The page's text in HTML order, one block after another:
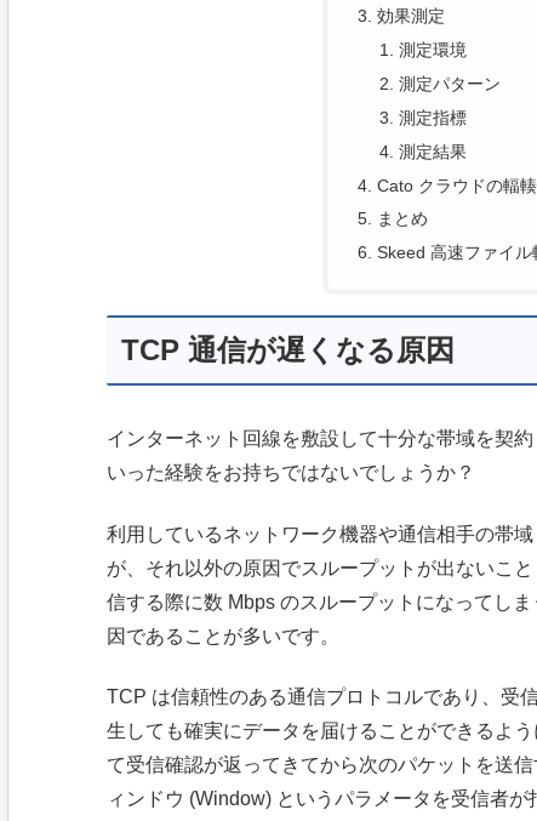
効果測定
測定環境
測定パターン
測定指標
測定結果
Cato クラウドの輻
まとめ
Skeed 高速ファイ
TCP 通信が遅くなる原因
インターネット回線を敷設して十分な帯域を契
いった経験をお持ちではないでしょうか？
利用しているネットワーク機器や通信相手の帯
が、それ以外の原因でスループットが出ないこ
信する際に数 Mbps のスループットになってし
因であることが多いです。
TCP は信頼性のある通信プロトコルであり、受
生しても確実にデータを届けることができるよ
て受信確認が返ってきてから次のパケットを送
ィンドウ (Window) というパラメータを受信者